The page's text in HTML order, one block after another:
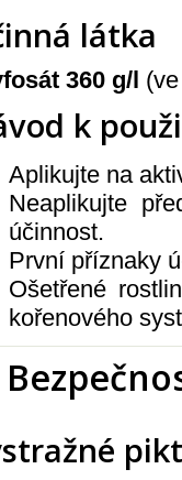
látka
360 g/l
k
Aplikujte na
Neaplikujte
účinnost.
První příznaky
Ošetřené
kořenového